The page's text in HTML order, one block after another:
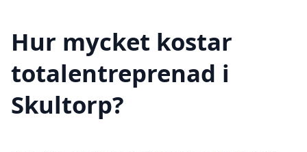
Hur mycket kostar
totalentreprenad i
Skultorp?